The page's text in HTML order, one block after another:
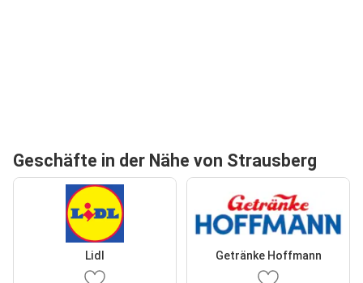
Geschäfte in der Nähe von Strausberg
Lidl Getränke Hoffmann